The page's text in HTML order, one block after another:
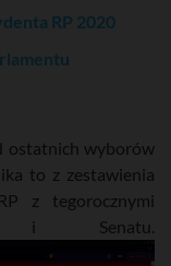
RP 2020
ostatnich wyborów
to z zestawienia
z tegorocznymi
i Senatu.